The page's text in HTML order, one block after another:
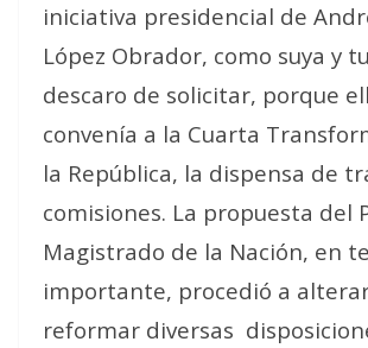
iniciativa presidencial de
López Obrador, como suya y
descaro de solicitar, porque
convenía a la Cuarta
la República, la dispensa de
comisiones. La propuesta del
Magistrado de la Nación, en
importante, procedió a
reformar diversas